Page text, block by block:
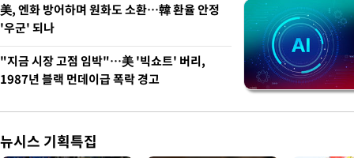
美, 엔화 방어하며 원화도 소환…韓 환율 안정
'우군' 되나
"지금 시장 고점 임박"…美 '빅쇼트' 버리,
1987년 블랙 먼데이급 폭락 경고
뉴시스 기획특집